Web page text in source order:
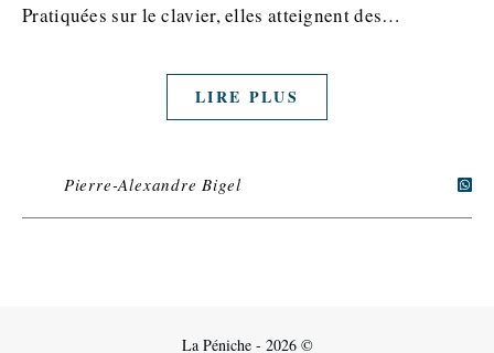
Pratiquées sur le clavier, elles atteignent des…
LIRE PLUS
Pierre-Alexandre Bigel
La Péniche - 2026 ©